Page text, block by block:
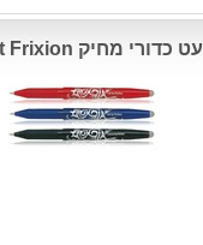
עט כדורי מחיק Pilot Frixion